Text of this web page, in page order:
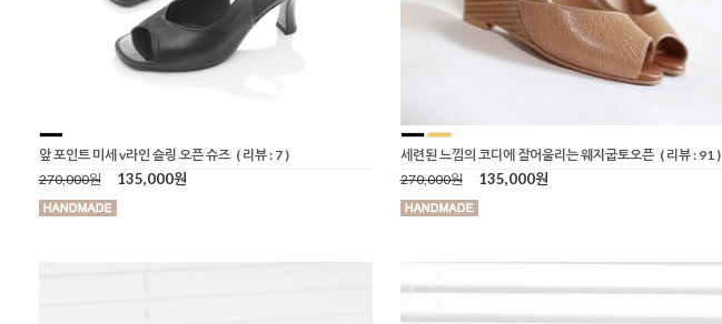
앞 포인트 미세 v라인 슬링 오픈 슈즈 ( 리뷰 : 7 )
270,000원
135,000원
세련된 느낌의 코디에 잘어울리는 웨지굽토오픈 ( 리뷰 : 91 )
270,000원
135,000원